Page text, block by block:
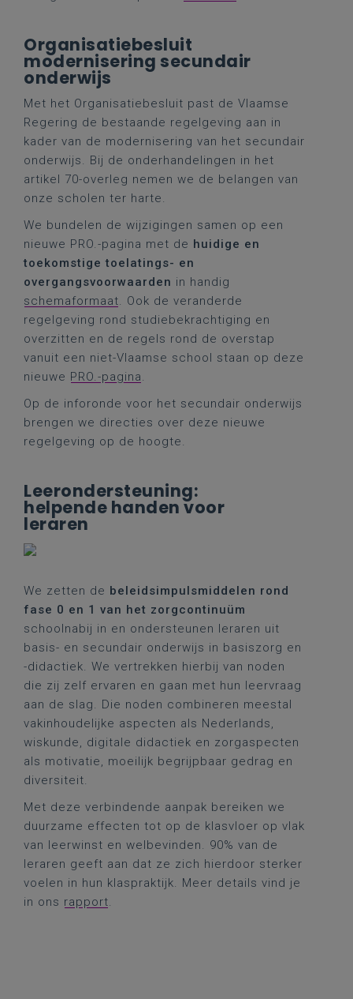
Organisatiebesluit
modernisering secundair
onderwijs
Met het Organisatiebesluit past de Vlaamse
Regering de bestaande regelgeving aan in
kader van de modernisering van het secundair
onderwijs. Bij de onderhandelingen in het
artikel 70-overleg nemen we de belangen van
onze scholen ter harte.
We bundelen de wijzigingen samen op een
nieuwe PRO.-pagina met de huidige en
toekomstige toelatings- en
overgangsvoorwaarden in handig
schemaformaat. Ook de veranderde
regelgeving rond studiebekrachtiging en
overzitten en de regels rond de overstap
vanuit een niet-Vlaamse school staan op deze
nieuwe PRO.-pagina.
Op de inforonde voor het secundair onderwijs
brengen we directies over deze nieuwe
regelgeving op de hoogte.
Leerondersteuning:
helpende handen voor
leraren
We zetten de beleidsimpulsmiddelen rond
fase 0 en 1 van het zorgcontinuüm
schoolnabij in en ondersteunen leraren uit
basis- en secundair onderwijs in basiszorg en
-didactiek. We vertrekken hierbij van noden
die zij zelf ervaren en gaan met hun leervraag
aan de slag. Die noden combineren meestal
vakinhoudelijke aspecten als Nederlands,
wiskunde, digitale didactiek en zorgaspecten
als motivatie, moeilijk begrijpbaar gedrag en
diversiteit.
Met deze verbindende aanpak bereiken we
duurzame effecten tot op de klasvloer op vlak
van leerwinst en welbevinden. 90% van de
leraren geeft aan dat ze zich hierdoor sterker
voelen in hun klaspraktijk. Meer details vind je
in ons rapport.